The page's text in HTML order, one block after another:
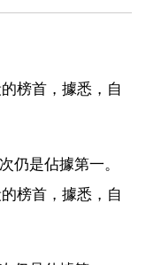
榜首，據悉，自
仍是佔據第一。
榜首，據悉，自